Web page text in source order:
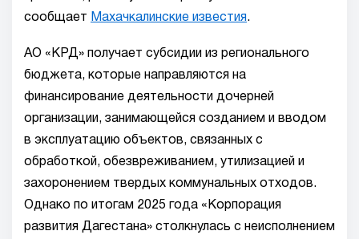
сообщает Махачкалинские известия .
АО «КРД» получает субсидии из регионального
бюджета, которые направляются на
финансирование деятельности дочерней
организации, занимающейся созданием и вводом
в эксплуатацию объектов, связанных с
обработкой, обезвреживанием, утилизацией и
захоронением твердых коммунальных отходов.
Однако по итогам 2025 года «Корпорация
развития Дагестана» столкнулась с неисполнением